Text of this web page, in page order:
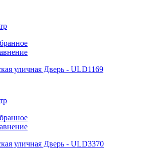
уличная Дверь - ULD1169
уличная Дверь - ULD3370